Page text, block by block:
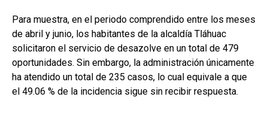
Para muestra, en el periodo comprendido entre los meses
de abril y junio, los habitantes de la alcaldía Tláhuac
solicitaron el servicio de desazolve en un total de 479
oportunidades. Sin embargo, la administración únicamente
ha atendido un total de 235 casos, lo cual equivale a que
el 49.06 % de la incidencia sigue sin recibir respuesta.